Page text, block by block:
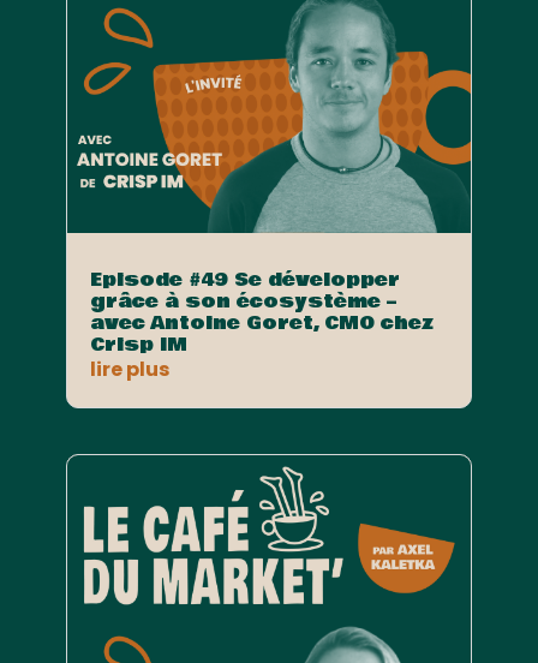
Episode #49 Se développer
grâce à son écosystème –
avec Antoine Goret, CMO chez
Crisp IM
lire plus